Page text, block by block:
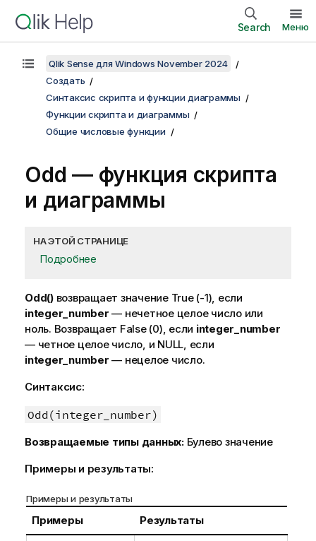
Search Меню
Qlik Sense для Windows November 2024
Создать
Синтаксис скрипта и функции диаграммы
Функции скрипта и диаграммы
Общие числовые функции
Odd — функция скриптa
и диаграммы
НА ЭТОЙ СТРАНИЦЕ
Подробнее
Odd()возвращает значение True(-1), если
integer_number — нечетное целое число или
ноль. Возвращает False(0), если integer_number
— четное целое число, и NULL, если
integer_number — нецелое число.
Синтаксис:
Odd(integer_number)
Возвращаемые типы данных: Булево значение
Примеры и результаты:
Примеры и результаты
Примеры Результаты